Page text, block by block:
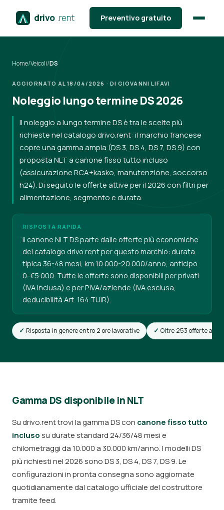
drivo .rent Preventivo gratuito
Home/Veicoli/DS
AGGIORNATO AL 18/04/2026 · DI GIOVANNI LIFAVI
Noleggio lungo termine DS 2026
Il noleggio a lungo termine DS è tra le scelte più
richieste nel catalogo drivo.rent: il marchio francese
copre una gamma ampia (DS 3, DS 4, DS 7, DS 9) con
proposta NLT a canone fisso tutto incluso
(assicurazione RCA+kasko, manutenzione, soccorso
h24). Di seguito le offerte attive per il 2026 con filtri per
alimentazione, segmento e durata.
RISPOSTA RAPIDA
il canone NLT DS parte dalle offerte più economiche
del catalogo drivo.rent per questo marchio: durata
tipica 36-48 mesi, km 10.000-20.000/anno, anticipo
0-€5.000. Tutte le offerte sono disponibili per privati
(IVA inclusa) e per P.IVA/aziende (IVA esclusa,
deducibilità Art. 164 TUIR).
Risposta in genere entro 2 ore lavorative Oltre 253 offerte attive
Gamma DS disponibile in NLT
Su drivo.rent trovi la gamma DS con canone fisso tutto
inclusosu durate standard 24/36/48 mesi e
chilometraggi da 10.000 a 30.000 km/anno. I modelli DS
più richiesti nel 2026 sono DS 3, DS 4, DS 7, DS 9. Le
configurazioni in pronta consegna sono aggiornate
quotidianamente dal catalogo ufficiale del costruttore
tramite feed.